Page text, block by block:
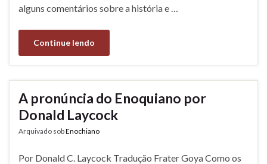
alguns comentários sobre a história e …
Continue lendo
A pronúncia do Enoquiano por
Donald Laycock
Arquivado sobEnochiano
Por Donald C. Laycock Tradução Frater Goya Como os